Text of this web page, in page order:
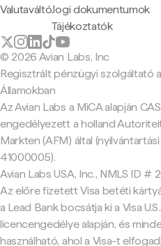
ValutaváltóJogi dokumentumok
Tájékoztatók
© 2026 Avian Labs, Inc
Regisztrált pénzügyi szolgáltató
Államokban
Az Avian Labs a MiCA alapján
engedélyezett a holland
Markten (AFM) által (nyilvántartási
41000005).
Avian Labs USA, Inc., NMLS ID #
Az előre fizetett Visa betéti
a Lead Bank bocsátja ki a Visa
licencengedélye alapján, és
használható, ahol a Visa-t